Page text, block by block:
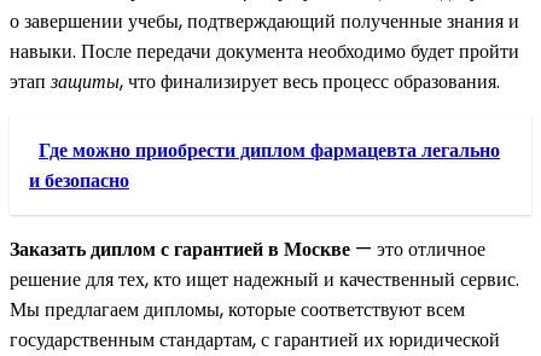
о завершении учебы, подтверждающий полученные знания и
навыки. После передачи документа необходимо будет пройти
этапзащиты, что финализирует весь процесс образования.
Где можно приобрести диплом фармацевта легально
и безопасно
Заказать диплом с гарантией в Москве — это отличное
решение для тех, кто ищет надежный и качественный сервис.
Мы предлагаем дипломы, которые соответствуют всем
государственным стандартам, с гарантией их юридической